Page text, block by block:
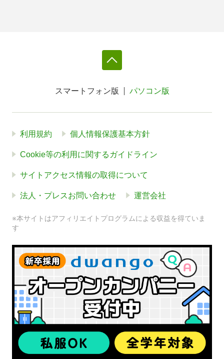
スマートフォン版 パソコン版
利用規約 個人情報保護基本方針
Cookie等の利用に関するガイドライン
サイトアクセス情報の取得について
法人・プレスお問い合わせ 運営会社
※本サイトはアフィリエイトプログラムによる収益を得ていま
す